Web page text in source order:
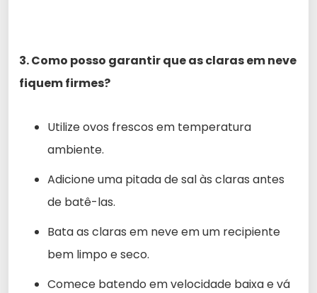
3. Como posso garantir que as claras em neve
fiquem firmes?
Utilize ovos frescos em temperatura
ambiente.
Adicione uma pitada de sal às claras antes
de batê-las.
Bata as claras em neve em um recipiente
bem limpo e seco.
Comece batendo em velocidade baixa e vá